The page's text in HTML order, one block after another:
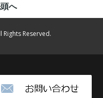
へ
Rights Reserved.